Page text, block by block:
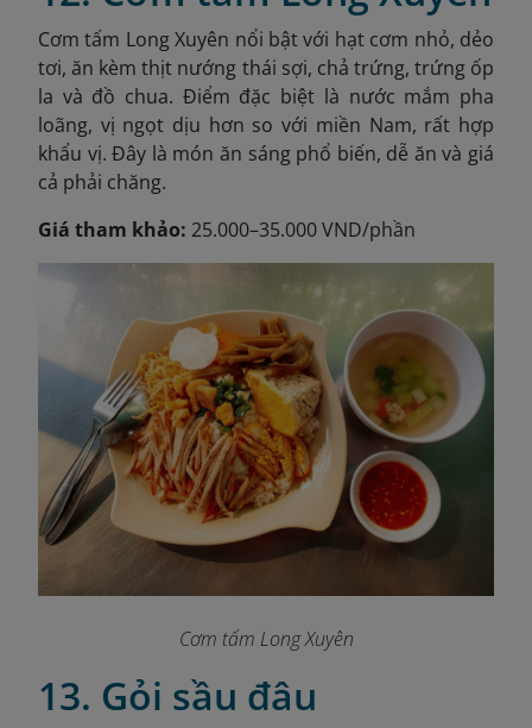
Cơm tấm Long Xuyên nổi bật với hạt cơm nhỏ, dẻo
tơi, ăn kèm thịt nướng thái sợi, chả trứng, trứng ốp
la và đồ chua. Điểm đặc biệt là nước mắm pha
loãng, vị ngọt dịu hơn so với miền Nam, rất hợp
khẩu vị. Đây là món ăn sáng phổ biến, dễ ăn và giá
cả phải chăng.
Giá tham khảo: 25.000–35.000 VND/phần
Cơm tấm Long Xuyên
13. Gỏi sầu đâu